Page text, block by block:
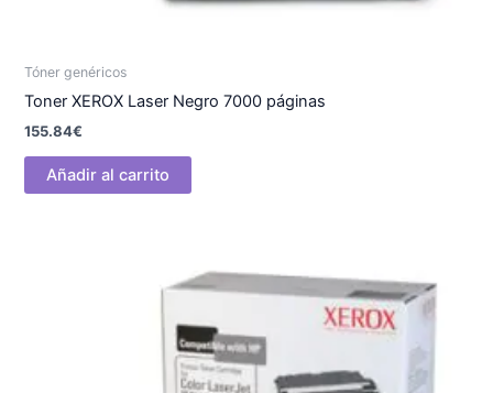
Tóner genéricos
Toner XEROX Laser Negro 7000 páginas
155.84€
Añadir al carrito